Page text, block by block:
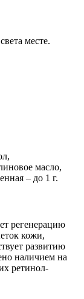
месте.
масло,
– до 1 г.
регенерацию
кожи,
развитию
наличием на
ретинол-